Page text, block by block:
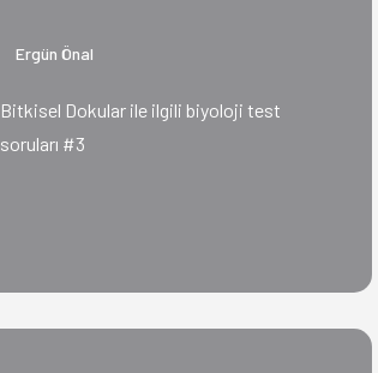
Ergün Önal
Bitkisel Dokular ile ilgili biyoloji test
soruları #3